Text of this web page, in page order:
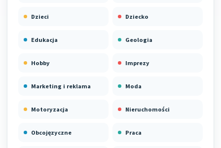
Dzieci Dziecko
Edukacja Geologia
Hobby Imprezy
Marketing i reklama Moda
Motoryzacja Nieruchomości
Obcojęzyczne Praca